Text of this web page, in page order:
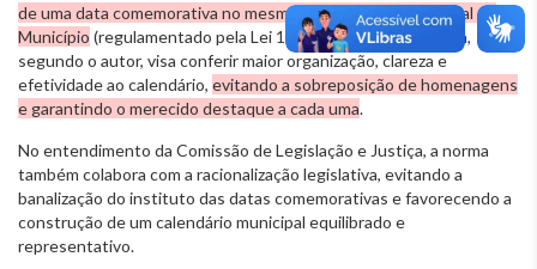
de uma data comemorativa no mesmo dia no calendário oficial do
Município (regulamentado pela Lei 11.397/2022). A proposta,
segundo o autor, visa conferir maior organização, clareza e
efetividade ao calendário, evitando a sobreposição de homenagens
e garantindo o merecido destaque a cada uma.
No entendimento da Comissão de Legislação e Justiça, a norma
também colabora com a racionalização legislativa, evitando a
banalização do instituto das datas comemorativas e favorecendo a
construção de um calendário municipal equilibrado e
representativo.